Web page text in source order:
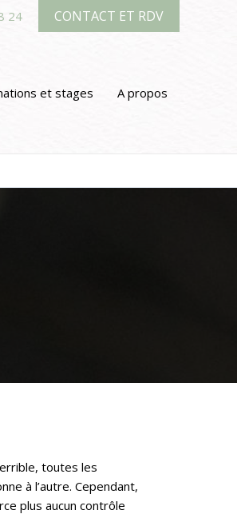
24 CONTACT ET RDV
et stages A propos
toutes les
à l’autre. Cependant,
plus aucun contrôle